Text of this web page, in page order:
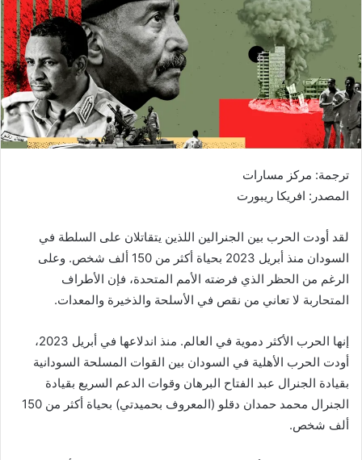
ترجمة: مركز مسارات
المصدر: افريكا ريبورت
لقد أودت الحرب بين الجنرالين اللذين يتقاتلان على السلطة في
السودان منذ أبريل 2023 بحياة أكثر من 150 ألف شخص. وعلى
الرغم من الحظر الذي فرضته الأمم المتحدة، فإن الأطراف
المتحاربة لا تعاني من نقص في الأسلحة والذخيرة والمعدات.
إنها الحرب الأكثر دموية في العالم. منذ اندلاعها في أبريل 2023،
أودت الحرب الأهلية في السودان بين القوات المسلحة السودانية
بقيادة الجنرال عبد الفتاح البرهان وقوات الدعم السريع بقيادة
الجنرال محمد حمدان دقلو (المعروف بحميدتي) بحياة أكثر من 150
ألف شخص.